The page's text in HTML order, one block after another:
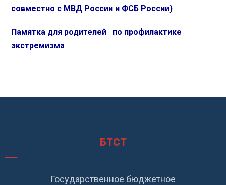
совместно с МВД России и ФСБ России)
Памятка для родителей по профилактике
экстремизма
БТСТ
Государственное бюджетное